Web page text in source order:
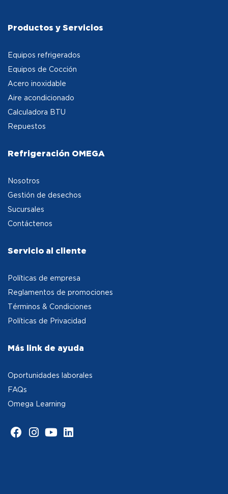
Productos y Servicios
Equipos refrigerados
Equipos de Cocción
Acero inoxidable
Aire acondicionado
Calculadora BTU
Repuestos
Refrigeración OMEGA
Nosotros
Gestión de desechos
Sucursales
Contáctenos
Servicio al cliente
Políticas de empresa
Reglamentos de promociones
Términos & Condiciones
Políticas de Privacidad
Más link de ayuda
Oportunidades laborales
FAQs
Omega Learning